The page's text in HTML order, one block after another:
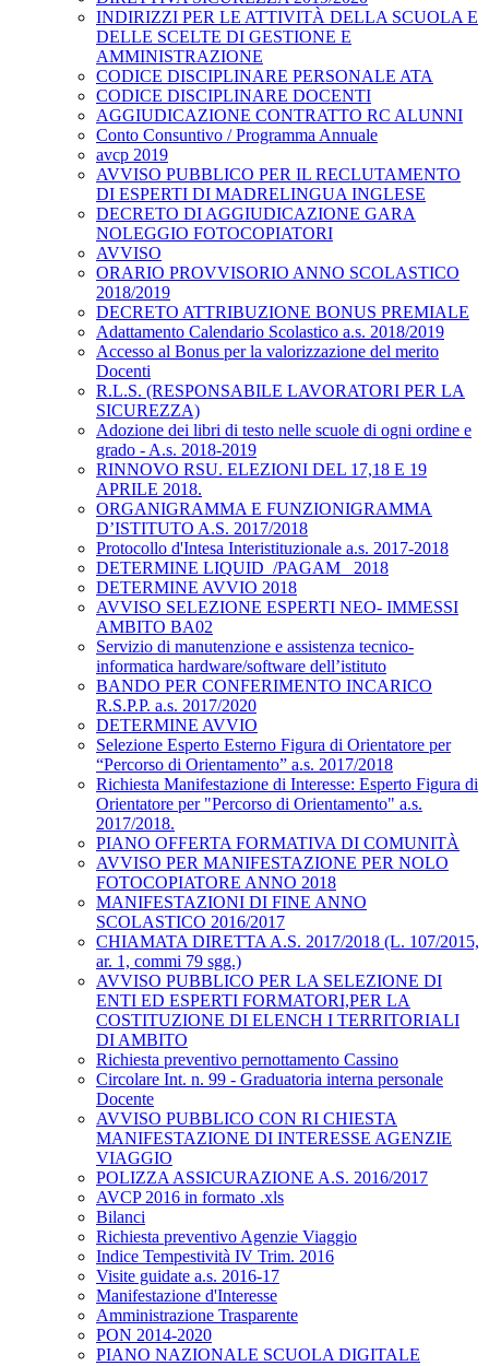
INDIRIZZI PER LE ATTIVITÀ DELLA SCUOLA E
DELLE SCELTE DI GESTIONE E
AMMINISTRAZIONE
CODICE DISCIPLINARE PERSONALE ATA
CODICE DISCIPLINARE DOCENTI
AGGIUDICAZIONE CONTRATTO RC ALUNNI
Conto Consuntivo / Programma Annuale
avcp 2019
AVVISO PUBBLICO PER IL RECLUTAMENTO
DI ESPERTI DI MADRELINGUA INGLESE
DECRETO DI AGGIUDICAZIONE GARA
NOLEGGIO FOTOCOPIATORI
AVVISO
ORARIO PROVVISORIO ANNO SCOLASTICO
2018/2019
DECRETO ATTRIBUZIONE BONUS PREMIALE
Adattamento Calendario Scolastico a.s. 2018/2019
Accesso al Bonus per la valorizzazione del merito
Docenti
R.L.S. (RESPONSABILE LAVORATORI PER LA
SICUREZZA)
Adozione dei libri di testo nelle scuole di ogni ordine e
grado - A.s. 2018-2019
RINNOVO RSU. ELEZIONI DEL 17,18 E 19
APRILE 2018.
ORGANIGRAMMA E FUNZIONIGRAMMA
D’ISTITUTO A.S. 2017/2018
Protocollo d'Intesa Interistituzionale a.s. 2017-2018
DETERMINE LIQUID_/PAGAM_ 2018
DETERMINE AVVIO 2018
AVVISO SELEZIONE ESPERTI NEO- IMMESSI
AMBITO BA02
Servizio di manutenzione e assistenza tecnico-
informatica hardware/software dell’istituto
BANDO PER CONFERIMENTO INCARICO
R.S.P.P. a.s. 2017/2020
DETERMINE AVVIO
Selezione Esperto Esterno Figura di Orientatore per
“Percorso di Orientamento” a.s. 2017/2018
Richiesta Manifestazione di Interesse: Esperto Figura di
Orientatore per "Percorso di Orientamento" a.s.
2017/2018.
PIANO OFFERTA FORMATIVA DI COMUNITÀ
AVVISO PER MANIFESTAZIONE PER NOLO
FOTOCOPIATORE ANNO 2018
MANIFESTAZIONI DI FINE ANNO
SCOLASTICO 2016/2017
CHIAMATA DIRETTA A.S. 2017/2018 (L. 107/2015,
ar. 1, commi 79 sgg.)
AVVISO PUBBLICO PER LA SELEZIONE DI
ENTI ED ESPERTI FORMATORI,PER LA
COSTITUZIONE DI ELENCH I TERRITORIALI
DI AMBITO
Richiesta preventivo pernottamento Cassino
Circolare Int. n. 99 - Graduatoria interna personale
Docente
AVVISO PUBBLICO CON RI CHIESTA
MANIFESTAZIONE DI INTERESSE AGENZIE
VIAGGIO
POLIZZA ASSICURAZIONE A.S. 2016/2017
AVCP 2016 in formato .xls
Bilanci
Richiesta preventivo Agenzie Viaggio
Indice Tempestività IV Trim. 2016
Visite guidate a.s. 2016-17
Manifestazione d'Interesse
Amministrazione Trasparente
PON 2014-2020
PIANO NAZIONALE SCUOLA DIGITALE